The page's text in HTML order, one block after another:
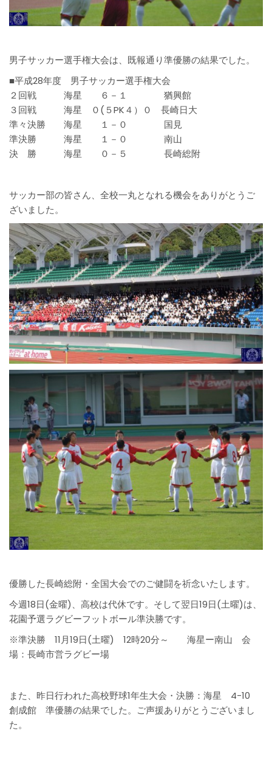
男子サッカー選手権大会は、既報通り準優勝の結果でした。
■平成28年度 男子サッカー選手権大会
２回戦 海星 ６－１ 猶興館
３回戦 海星 ０(５PK４）０ 長崎日大
準々決勝 海星 １－０ 国見
準決勝 海星 １－０ 南山
決 勝 海星 ０－５ 長崎総附
サッカー部の皆さん、全校一丸となれる機会をありがとうご
ざいました。
優勝した長崎総附・全国大会でのご健闘を祈念いたします。
今週18日(金曜)、高校は代休です。そして翌日19日(土曜)は、
花園予選ラグビーフットボール準決勝です。
※準決勝 11月19日(土曜) 12時20分～ 海星ー南山 会
場：長崎市営ラグビー場
また、昨日行われた高校野球1年生大会・決勝：海星 4-10
創成館 準優勝の結果でした。ご声援ありがとうございまし
た。